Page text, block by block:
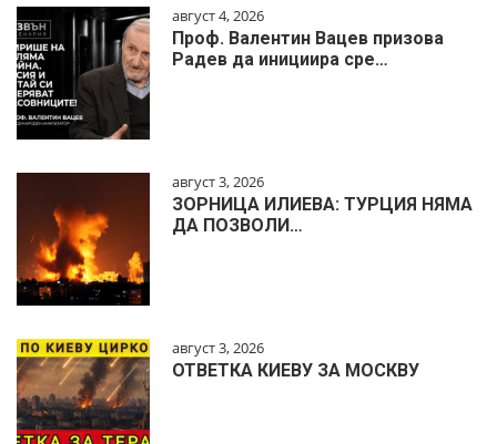
август 4, 2026
Проф. Валентин Вацев призова
Радев да инициира сре…
август 3, 2026
ЗОРНИЦА ИЛИЕВА: ТУРЦИЯ НЯМА
ДА ПОЗВОЛИ…
август 3, 2026
ОТВЕТКА КИЕВУ ЗА МОСКВУ